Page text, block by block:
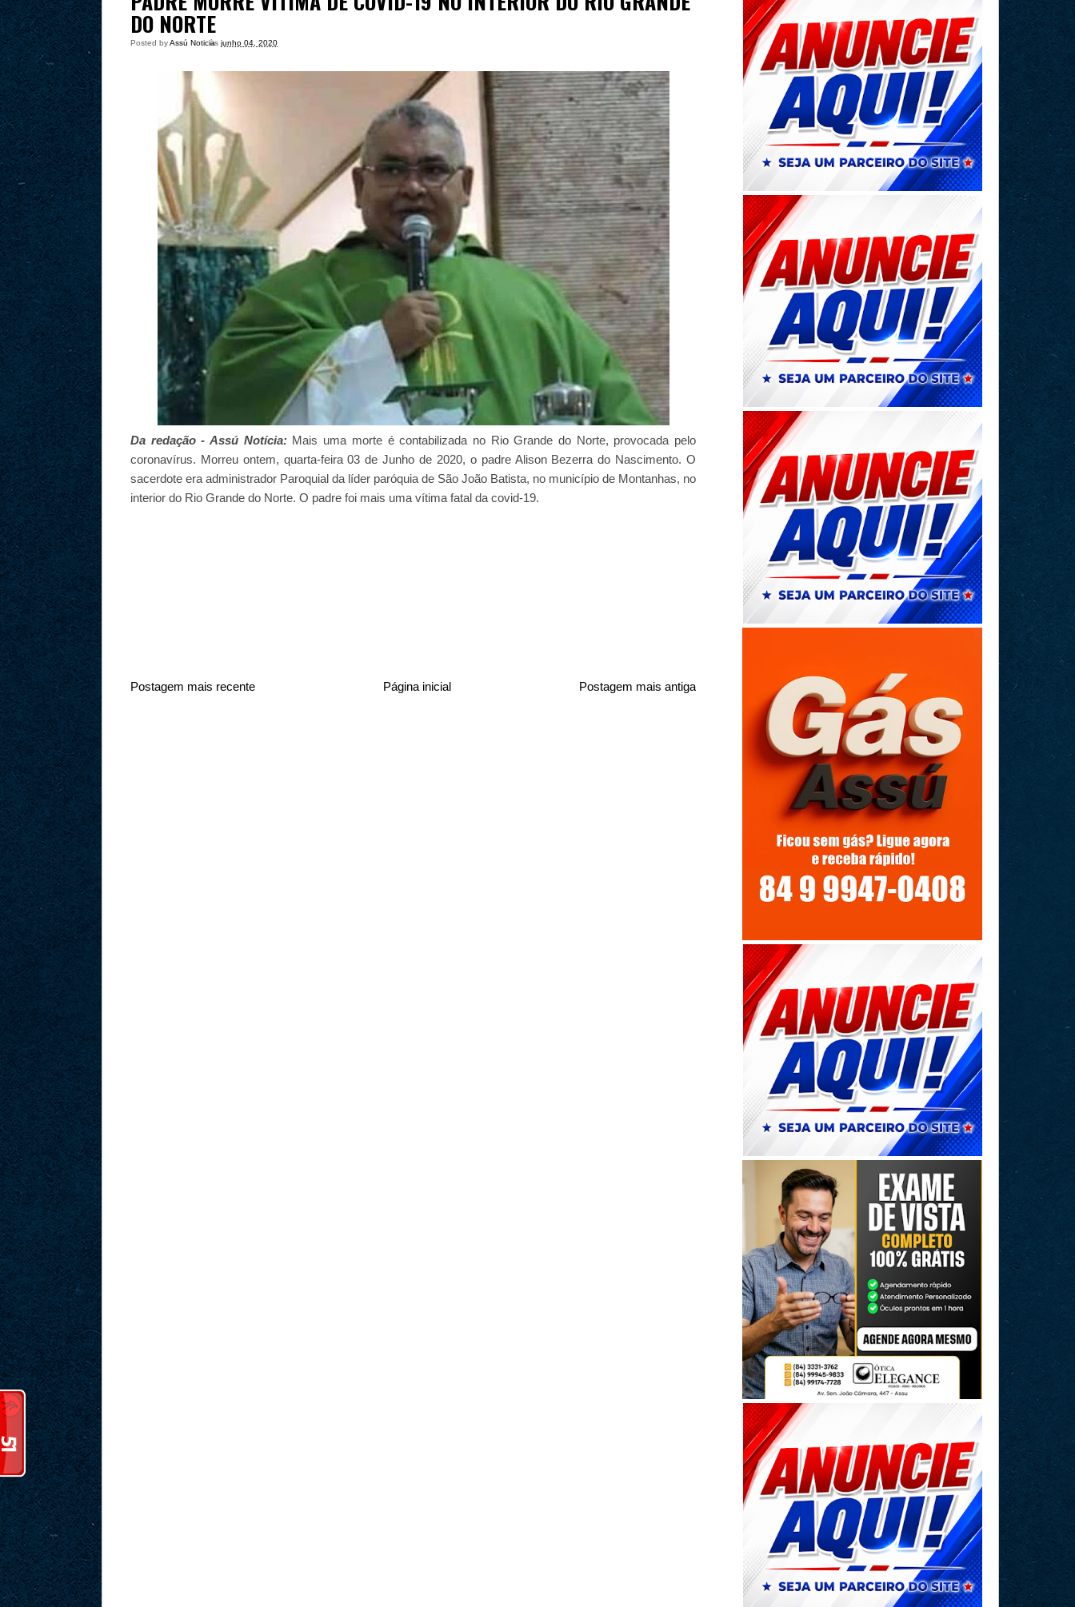
DO NORTE
Posted byAssú Noticia
às junho 04, 2020
Da redação - Assú Notícia:Mais uma morte é contabilizada no Rio Grande do Norte, provocada pelo
coronavírus. Morreu ontem, quarta-feira 03 de Junho de 2020, o padre Alison Bezerra do Nascimento. O
sacerdote era administrador Paroquial da líder paróquia de São João Batista, no município de Montanhas, no
interior do Rio Grande do Norte. O padre foi mais uma vítima fatal da covid-19.
Postagem mais recente Postagem mais antiga
Página inicial